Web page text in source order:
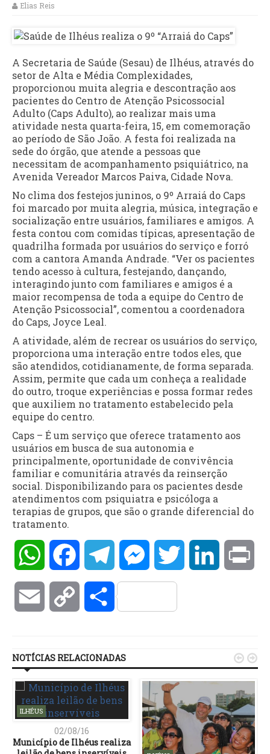
Elias Reis
A Secretaria de Saúde (Sesau) de Ilhéus, através do
setor de Alta e Média Complexidades,
proporcionou muita alegria e descontração aos
pacientes do Centro de Atenção Psicossocial
Adulto (Caps Adulto), ao realizar mais uma
atividade nesta quarta-feira, 15, em comemoração
ao período de São João. A festa foi realizada na
sede do órgão, que atende a pessoas que
necessitam de acompanhamento psiquiátrico, na
Avenida Vereador Marcos Paiva, Cidade Nova.
No clima dos festejos juninos, o 9º Arraiá do Caps
foi marcado por muita alegria, música, integração e
socialização entre usuários, familiares e amigos. A
festa contou com comidas típicas, apresentação de
quadrilha formada por usuários do serviço e forró
com a cantora Amanda Andrade. “Ver os pacientes
tendo acesso à cultura, festejando, dançando,
interagindo junto com familiares e amigos é a
maior recompensa de toda a equipe do Centro de
Atenção Psicossocial”, comentou a coordenadora
do Caps, Joyce Leal.
A atividade, além de recrear os usuários do serviço,
proporciona uma interação entre todos eles, que
são atendidos, cotidianamente, de forma separada.
Assim, permite que cada um conheça a realidade
do outro, troque experiências e possa formar redes
que auxiliem no tratamento estabelecido pela
equipe do centro.
Caps – É um serviço que oferece tratamento aos
usuários em busca de sua autonomia e
principalmente, oportunidade de convivência
familiar e comunitária através da reinserção
social. Disponibilizando para os pacientes desde
atendimentos com psiquiatra e psicóloga a
terapias de grupos, que são o grande diferencial do
tratamento.
WhatsAppFacebookTelegramMessengerTwitter LinkedIn
Email Copy Compartilhar
NOTÍCIAS RELACIONADAS
ILHÉUS
02/08/16
Município de Ilhéus realiza
 